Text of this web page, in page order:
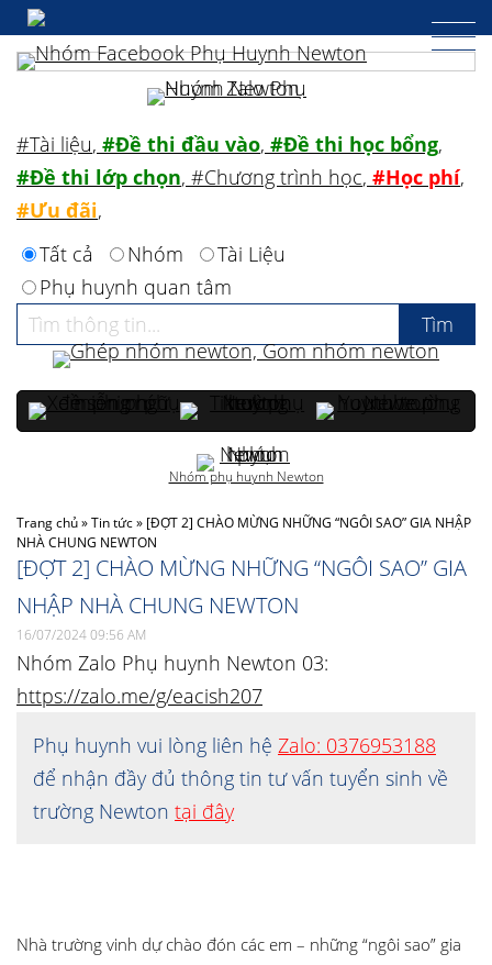
Trang chủ»Tin tức» [ĐỢT 2] CHÀO MỪNG NHỮNG “NGÔI SAO” GIA NHẬP
NHÀ CHUNG NEWTON
[ĐỢT 2] CHÀO MỪNG NHỮNG “NGÔI SAO” GIA
NHẬP NHÀ CHUNG NEWTON
16/07/2024 09:56 AM
Nhóm Zalo Phụ huynh Newton 03:
https://zalo.me/g/eacish207
Phụ huynh vui lòng liên hệ Zalo: 0376953188
để nhận đầy đủ thông tin tư vấn tuyển sinh về
trường Newton tại đây
Nhà trường vinh dự chào đón các em – những “ngôi sao” gia
#Tài liệu, #Đề thi đầu vào, #Đề thi học bổng,
#Đề thi lớp chọn, #Chương trình học, #Học phí,
#Ưu đãi,
Tất cả
Nhóm
Tài Liệu
Phụ huynh quan tâm
Nhóm phụ huynh Newton